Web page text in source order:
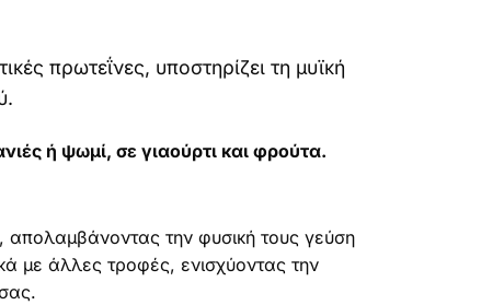
πρωτεΐνες, υποστηρίζει τη μυϊκή
ή ψωμί, σε γιαούρτι και φρούτα.
την φυσική τους γεύση
με άλλες τροφές, ενισχύοντας την